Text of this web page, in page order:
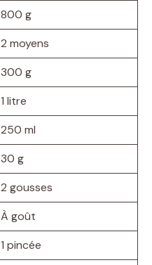
800 g
2 moyens
300 g
1 litre
250 ml
30 g
2 gousses
À goût
1 pincée